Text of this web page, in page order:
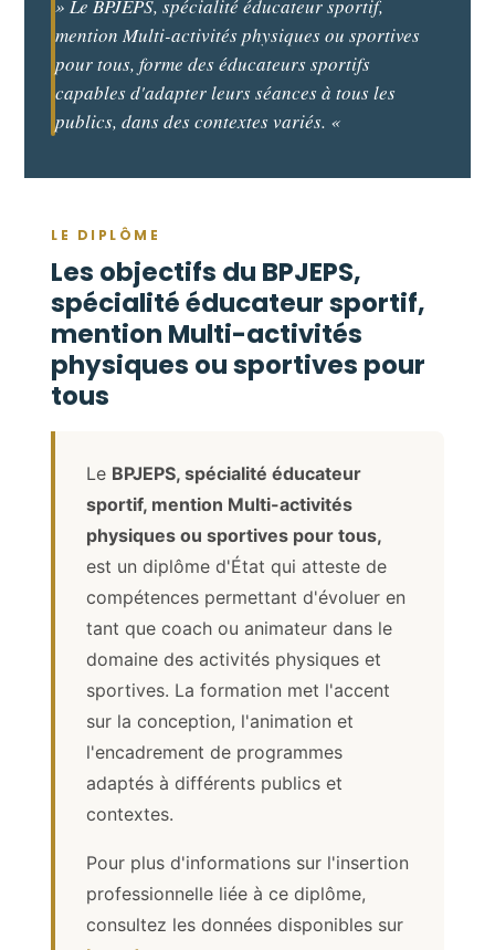
» Le BPJEPS, spécialité éducateur sportif,
mention Multi-activités physiques ou sportives
pour tous, forme des éducateurs sportifs
capables d'adapter leurs séances à tous les
publics, dans des contextes variés. «
LE DIPLÔME
Les objectifs du BPJEPS,
spécialité éducateur sportif,
mention Multi-activités
physiques ou sportives pour
tous
Le BPJEPS, spécialité éducateur
sportif, mention Multi-activités
physiques ou sportives pour tous,
est un diplôme d'État qui atteste de
compétences permettant d'évoluer en
tant que coach ou animateur dans le
domaine des activités physiques et
sportives. La formation met l'accent
sur la conception, l'animation et
l'encadrement de programmes
adaptés à différents publics et
contextes.
Pour plus d'informations sur l'insertion
professionnelle liée à ce diplôme,
consultez les données disponibles sur